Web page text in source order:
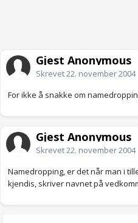
Gjest Anonymous
Skrevet22. november 2004
For ikke å snakke om
Gjest Anonymous
Skrevet22. november 2004
Namedropping, er det når man i
kjendis, skriver navnet på